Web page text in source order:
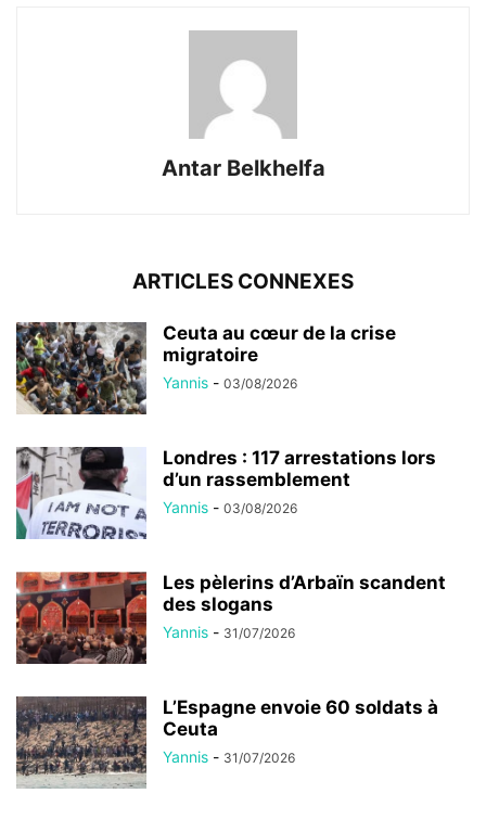
Antar Belkhelfa
ARTICLES CONNEXES
Ceuta au cœur de la crise
migratoire
Yannis - 03/08/2026
Londres : 117 arrestations lors
d’un rassemblement
Yannis - 03/08/2026
Les pèlerins d’Arbaïn scandent
des slogans
Yannis - 31/07/2026
L’Espagne envoie 60 soldats à
Ceuta
Yannis - 31/07/2026